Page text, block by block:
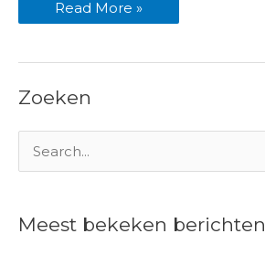
Read More »
Zoeken
k
Meest bekeken berichten